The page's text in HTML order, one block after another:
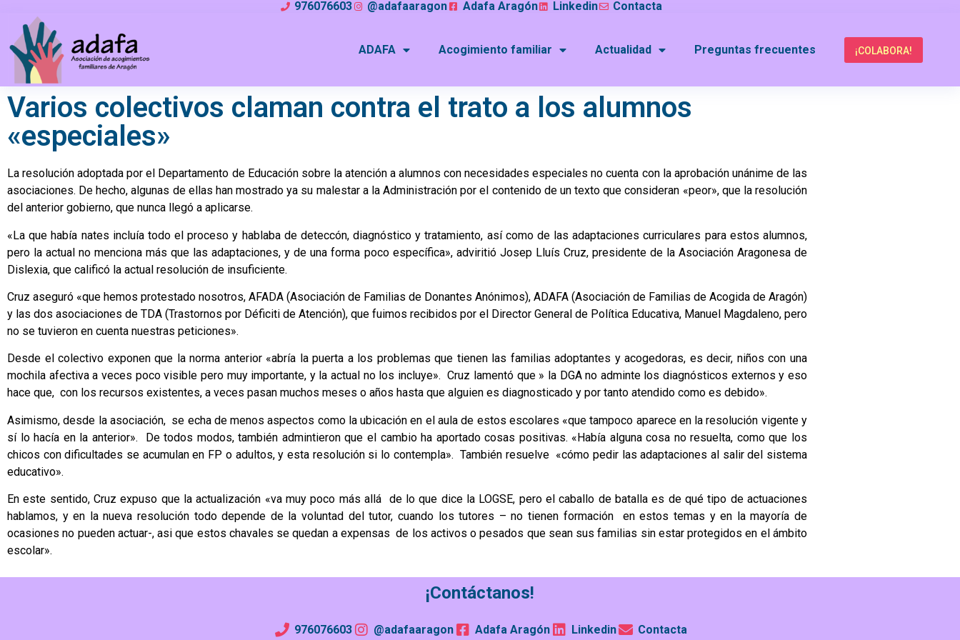
976076603 @adafaaragon Adafa Aragón Linkedin Contacta
ADAFA Acogimiento familiar Actualidad Preguntas frecuentes ¡COLABORA!
Varios colectivos claman contra el trato a los alumnos
«especiales»
La resolución adoptada por el Departamento de Educación sobre la atención a alumnos con necesidades especiales no cuenta con la aprobación unánime de las
asociaciones. De hecho, algunas de ellas han mostrado ya su malestar a la Administración por el contenido de un texto que consideran «peor», que la resolución
del anterior gobierno, que nunca llegó a aplicarse.
«La que había nates incluía todo el proceso y hablaba de deteccón, diagnóstico y tratamiento, así como de las adaptaciones curriculares para estos alumnos,
pero la actual no menciona más que las adaptaciones, y de una forma poco específica», adviritió Josep Lluís Cruz, presidente de la Asociación Aragonesa de
Dislexia, que calificó la actual resolución de insuficiente.
Cruz aseguró «que hemos protestado nosotros, AFADA (Asociación de Familias de Donantes Anónimos), ADAFA (Asociación de Familias de Acogida de Aragón)
y las dos asociaciones de TDA (Trastornos por Déficiti de Atención), que fuimos recibidos por el Director General de Política Educativa, Manuel Magdaleno, pero
no se tuvieron en cuenta nuestras peticiones».
Desde el colectivo exponen que la norma anterior «abría la puerta a los problemas que tienen las familias adoptantes y acogedoras, es decir, niños con una
mochila afectiva a veces poco visible pero muy importante, y la actual no los incluye». Cruz lamentó que » la DGA no adminte los diagnósticos externos y eso
hace que, con los recursos existentes, a veces pasan muchos meses o años hasta que alguien es diagnosticado y por tanto atendido como es debido».
Asimismo, desde la asociación, se echa de menos aspectos como la ubicación en el aula de estos escolares «que tampoco aparece en la resolución vigente y
sí lo hacía en la anterior». De todos modos, también admintieron que el cambio ha aportado cosas positivas. «Había alguna cosa no resuelta, como que los
chicos con dificultades se acumulan en FP o adultos, y esta resolución si lo contempla». También resuelve «cómo pedir las adaptaciones al salir del sistema
educativo».
En este sentido, Cruz expuso que la actualización «va muy poco más allá de lo que dice la LOGSE, pero el caballo de batalla es de qué tipo de actuaciones
hablamos, y en la nueva resolución todo depende de la voluntad del tutor, cuando los tutores – no tienen formación en estos temas y en la mayoría de
ocasiones no pueden actuar-, asi que estos chavales se quedan a expensas de los activos o pesados que sean sus familias sin estar protegidos en el ámbito
escolar».
¡Contáctanos!
976076603 @adafaaragon Adafa Aragón Linkedin Contacta